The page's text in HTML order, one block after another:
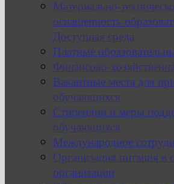
Материально-
оснащенность
Доступная среда
Платные
Финансово-
Вакантные места для
обучающихся
Стипендии и меры
обучающихся
Международное
Организация питания в
организации